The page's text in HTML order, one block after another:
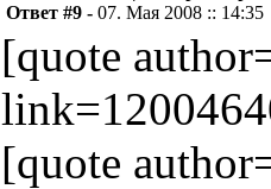
Ответ #9 - 07. Мая 2008 :: 14:35
[quote
[quote